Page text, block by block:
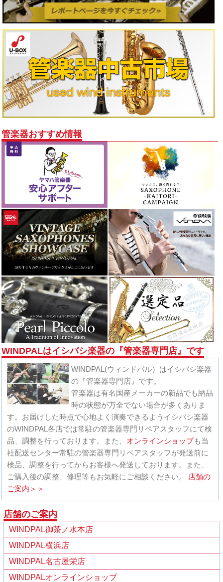
管楽器おすすめ情報
WINDPALはイシバシ楽器の『管楽器専門店』です
WINDPAL(ウィンドパル）はイシバシ楽器
の『管楽器専門店』です。
管楽器は有名国産メーカーの新品でも納品
時の状態が万全でない場合が多くありま
す。お届けした時点で心地よく演奏できるようイシバシ楽器
のWINDPAL各店では常駐の管楽器専門リペアスタッフにて検
品、調整を行っております。また、 オンラインショップも当
社配送センター常駐の管楽器専門リペアスタッフが発送前に
検品、調整を行ってからお客様へ発送しております。また、
ご購入後の調整、修理等もお気軽にご相談ください。
店舗の
ご案内＞＞
店舗のご案内
WINDPAL御茶ノ水本店
WINDPAL横浜店
WINDPAL名古屋栄店
WINDPALオンラインショップ